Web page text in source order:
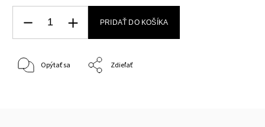
PRIDAŤ DO KOŠÍKA
Opýtať sa Zdieľať